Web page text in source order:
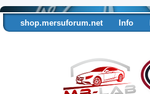
shop.mersuforum.net Info